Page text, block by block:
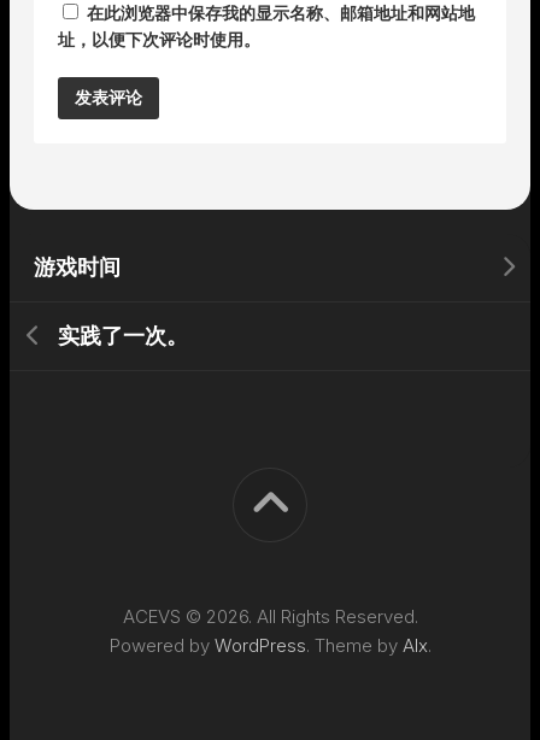
在此浏览器中保存我的显示名称、邮箱地址和网站地
址，以便下次评论时使用。
游戏时间
实践了一次。
ACEVS © 2026. All Rights Reserved.
Powered by WordPress. Theme by Alx.